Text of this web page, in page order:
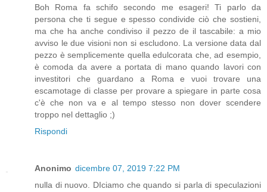
Boh Roma fa schifo secondo me esageri! Ti parlo da
persona che ti segue e spesso condivide ciò che sostieni,
ma che ha anche condiviso il pezzo de il tascabile: a mio
avviso le due visioni non si escludono. La versione data dal
pezzo è semplicemente quella edulcorata che, ad esempio,
è comoda da avere a portata di mano quando lavori con
investitori che guardano a Roma e vuoi trovare una
escamotage di classe per provare a spiegare in parte cosa
c'è che non va e al tempo stesso non dover scendere
troppo nel dettaglio ;)
Rispondi
Anonimo dicembre 07, 2019 7:22 PM
nulla di nuovo. DIciamo che quando si parla di speculazioni